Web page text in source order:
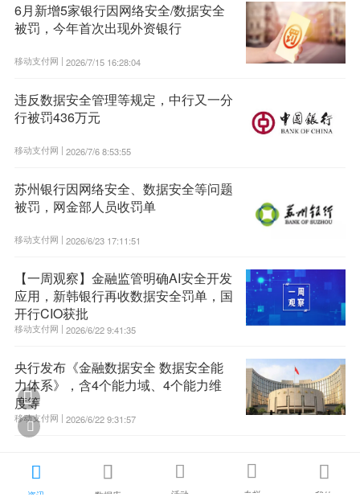
6月新增5家银行因网络安全/数据安全
被罚，今年首次出现外资银行
移动支付网 | 2026/7/15 16:28:04
违反数据安全管理等规定，中行又一分
行被罚436万元
移动支付网 | 2026/7/6 8:53:55
苏州银行因网络安全、数据安全等问题
被罚，网金部人员收罚单
移动支付网 | 2026/6/23 17:11:51
【一周观察】金融监管明确AI安全开发
应用，新韩银行再收数据安全罚单，国
开行CIO获批
移动支付网 | 2026/6/22 9:41:35
央行发布《金融数据安全 数据安全能
力体系》，含4个能力域、4个能力维
度等
移动支付网 | 2026/6/22 9:31:57
  
活动

专栏


